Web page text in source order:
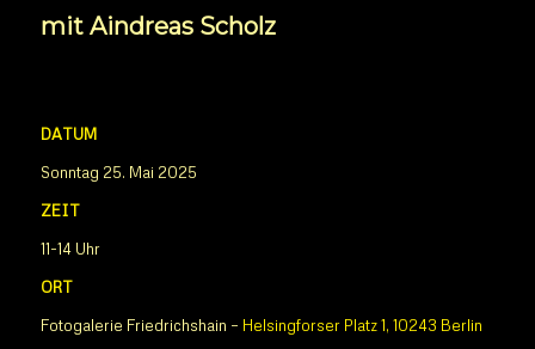
mit Aindreas Scholz
DATUM
Sonntag 25. Mai 2025
ZEIT
11-14 Uhr
ORT
Fotogalerie Friedrichshain – Helsingforser Platz 1, 10243 Berlin